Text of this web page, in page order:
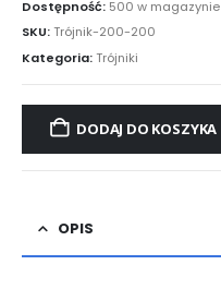
Dostępność: 500 w magazynie
SKU:Trójnik-200-200
Kategoria:Trójniki
DODAJ DO KOSZYKA
OPIS